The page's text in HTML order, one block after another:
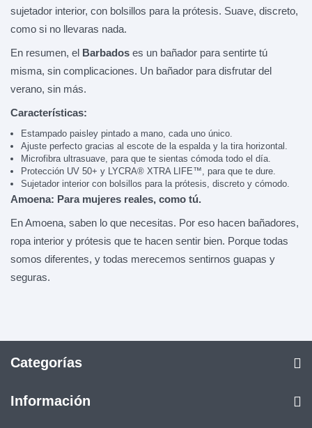
sujetador interior, con bolsillos para la prótesis. Suave, discreto,
como si no llevaras nada.
En resumen, el Barbados es un bañador para sentirte tú
misma, sin complicaciones. Un bañador para disfrutar del
verano, sin más.
Características:
Estampado paisley pintado a mano, cada uno único.
Ajuste perfecto gracias al escote de la espalda y la tira horizontal.
Microfibra ultrasuave, para que te sientas cómoda todo el día.
Protección UV 50+ y LYCRA® XTRA LIFE™, para que te dure.
Sujetador interior con bolsillos para la prótesis, discreto y cómodo.
Amoena: Para mujeres reales, como tú.
En Amoena, saben lo que necesitas. Por eso hacen bañadores,
ropa interior y prótesis que te hacen sentir bien. Porque todas
somos diferentes, y todas merecemos sentirnos guapas y
seguras.
Categorías
Información